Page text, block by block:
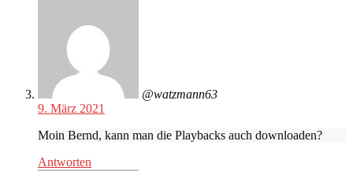
@watzmann63
9. März 2021
Moin Bernd, kann man die Playbacks auch downloaden?
Antworten